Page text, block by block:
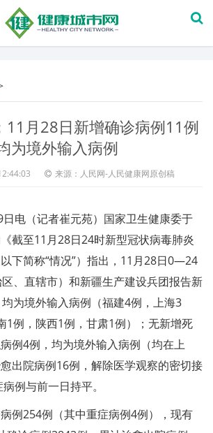
11月28日新增确诊病例11例
为境外输入病例
来源：人民网-人民健康网原创稿
电（记者崔元苑）国家卫生健康委于
截至11月28日24时新型冠状病毒肺炎
下简称“情况”）指出，11月28日0—24
、直辖市）和新疆生产建设兵团报告新
为境外输入病例（福建4例，上海3
1例，陕西1例，甘肃1例）；无新增死
例4例，均为境外输入病例（均在上
出院病例16例，解除医学观察的密切接
例与前一日持平。
例254例（其中重症病例4例），现有